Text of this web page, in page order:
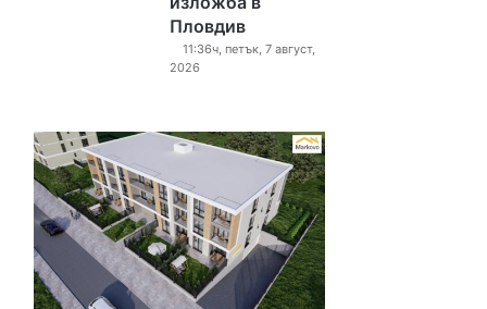
Пловдив
11:36ч, петък, 7 август,
2026